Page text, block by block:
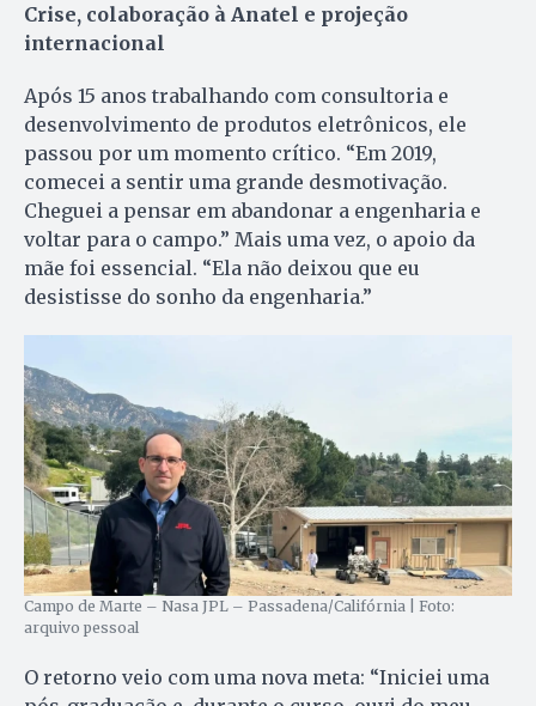
Crise, colaboração à Anatel e projeção
internacional
Após 15 anos trabalhando com consultoria e
desenvolvimento de produtos eletrônicos, ele
passou por um momento crítico. “Em 2019,
comecei a sentir uma grande desmotivação.
Cheguei a pensar em abandonar a engenharia e
voltar para o campo.” Mais uma vez, o apoio da
mãe foi essencial. “Ela não deixou que eu
desistisse do sonho da engenharia.”
Campo de Marte – Nasa JPL – Passadena/Califórnia | Foto:
arquivo pessoal
O retorno veio com uma nova meta: “Iniciei uma